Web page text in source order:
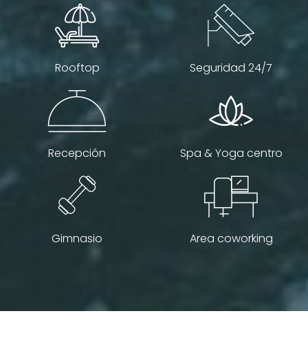
Rooftop Seguridad 24/7
Recepción Spa & Yoga centro
Gimnasio Area coworking